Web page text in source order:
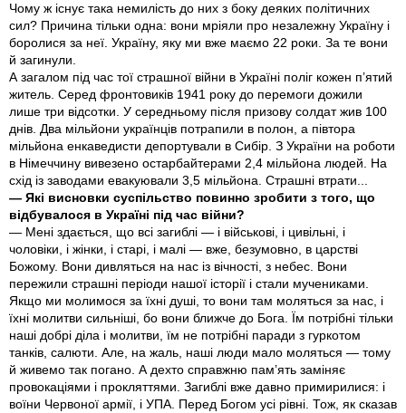
Чому ж існує така немилість до них з боку деяких політичних
сил? Причина тільки одна: вони мріяли про незалежну Україну і
боролися за неї. Україну, яку ми вже маємо 22 роки. За те вони
й загинули.
А загалом під час тої страшної війни в Україні поліг кожен п’ятий
житель. Серед фронтовиків 1941 року до перемоги дожили
лише три відсотки. У середньому після призову солдат жив 100
днів. Два мільйони українців потрапили в полон, а півтора
мільйона енкаведисти депортували в Сибір. З України на роботи
в Німеччину вивезено остарбайтерами 2,4 мільйона людей. На
схід із заводами евакуювали 3,5 мільйона. Страшні втрати...
— Які висновки суспільство повинно зробити з того, що
відбувалося в Україні під час війни?
— Мені здається, що всі загиблі — і військові, і цивільні, і
чоловіки, і жінки, і старі, і малі — вже, безумовно, в царстві
Божому. Вони дивляться на нас із вічності, з небес. Вони
пережили страшні періоди нашої історії і стали мучениками.
Якщо ми молимося за їхні душі, то вони там моляться за нас, і
їхні молитви сильніші, бо вони ближче до Бога. Їм потрібні тільки
наші добрі діла і молитви, їм не потрібні паради з гуркотом
танків, салюти. Але, на жаль, наші люди мало моляться — тому
й живемо так погано. А дехто справжню пам’ять заміняє
провокаціями і прокляттями. Загиблі вже давно примирилися: і
воїни Червоної армії, і УПА. Перед Богом усі рівні. Тож, як сказав